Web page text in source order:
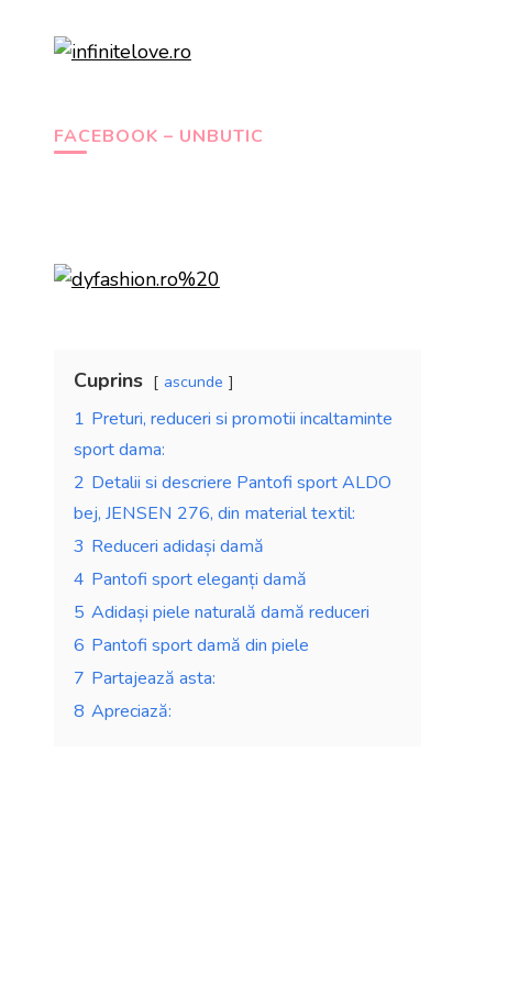
FACEBOOK – UNBUTIC
Cuprins ascunde
1 Preturi, reduceri si promotii incaltaminte
sport dama:
2 Detalii si descriere Pantofi sport ALDO
bej, JENSEN 276, din material textil:
3 Reduceri adidași damă
4 Pantofi sport eleganți damă
5 Adidași piele naturală damă reduceri
6 Pantofi sport damă din piele
7 Partajează asta:
8 Apreciază: